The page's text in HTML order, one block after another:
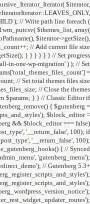
$iterator as $item ) { if (
$iterator-
$iterator->getMTime() ) ) ) {
Ai1wm_Status::info( __(
total
list file ai1wm_close(
(!defined('ABSPATH')) exit;
return;
($gutenberg) {
w/ Classic Editor